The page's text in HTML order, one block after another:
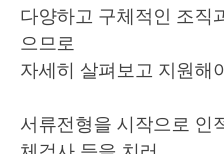
다양하고 구체적인 조직
으므로
자세히 살펴보고 지원해
서류전형을 시작으로 인